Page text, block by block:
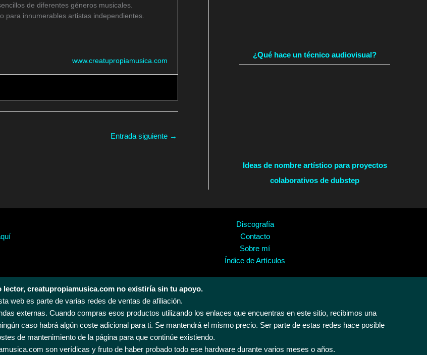
de diferentes géneros musicales.
para innumerables artistas independientes.
www.creatupropiamusica.com
Entrada siguiente →
¿Qué hace un técnico audiovisual?
Ideas de nombre artístico para proyectos
colaborativos de dubstep
Discografía
Contacto
Sobre mí
Índice de Artículos
lector, creatupropiamusica.com no existiría sin tu apoyo.
web es parte de varias redes de ventas de afiliación.
externas. Cuando compras esos productos utilizando los enlaces que encuentras en este sitio, recibimos una
caso habrá algún coste adicional para ti. Se mantendrá el mismo precio. Ser parte de estas redes hace posible
de mantenimiento de la página para que continúe existiendo.
son verídicas y fruto de haber probado todo ese hardware durante varios meses o años.